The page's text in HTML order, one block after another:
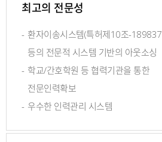
최고의 전문성
- 환자이송시스템(특허제10조-
등의 전문적 시스템 기반의 아웃소싱
- 학교/간호학원 등 협력기관을 통한
전문인력확보
- 우수한 인력관리 시스템